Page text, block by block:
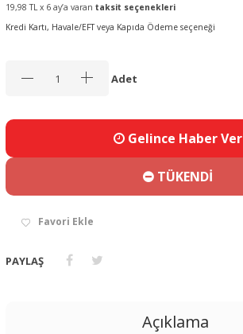
19,98 TL x 6 ay’a varan taksit seçenekleri
Kredi Kartı, Havale/EFT veya Kapıda Ödeme seçeneği
Adet
Gelince Haber Ver
TÜKENDİ
Favori Ekle
PAYLAŞ
Açıklama